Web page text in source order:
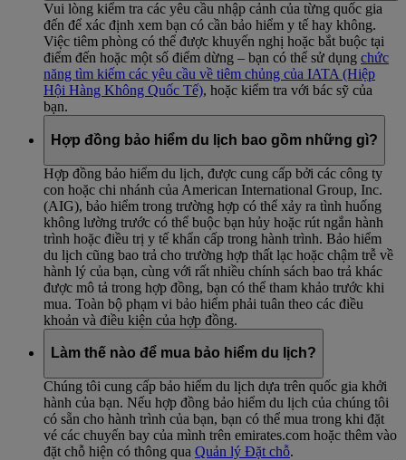
Vui lòng kiểm tra các yêu cầu nhập cảnh của từng quốc gia
đến để xác định xem bạn có cần bảo hiểm y tế hay không.
Việc tiêm phòng có thể được khuyến nghị hoặc bắt buộc tại
điểm đến hoặc một số điểm dừng – bạn có thể sử dụng chức
năng tìm kiếm các yêu cầu về tiêm chủng của IATA (Hiệp
Hội Hàng Không Quốc Tế), hoặc kiểm tra với bác sỹ của
bạn.
Hợp đồng bảo hiểm du lịch bao gồm những gì?
Hợp đồng bảo hiểm du lịch, được cung cấp bởi các công ty
con hoặc chi nhánh của American International Group, Inc.
(AIG), bảo hiểm trong trường hợp có thể xảy ra tình huống
không lường trước có thể buộc bạn hủy hoặc rút ngắn hành
trình hoặc điều trị y tế khẩn cấp trong hành trình. Bảo hiểm
du lịch cũng bao trả cho trường hợp thất lạc hoặc chậm trễ về
hành lý của bạn, cùng với rất nhiều chính sách bao trả khác
được mô tả trong hợp đồng, bạn có thể tham khảo trước khi
mua. Toàn bộ phạm vi bảo hiểm phải tuân theo các điều
khoản và điều kiện của hợp đồng.
Làm thế nào để mua bảo hiểm du lịch?
Chúng tôi cung cấp bảo hiểm du lịch dựa trên quốc gia khởi
hành của bạn. Nếu hợp đồng bảo hiểm du lịch của chúng tôi
có sẵn cho hành trình của bạn, bạn có thể mua trong khi đặt
vé các chuyến bay của mình trên emirates.com hoặc thêm vào
đặt chỗ hiện có thông qua Quản lý Đặt chỗ.